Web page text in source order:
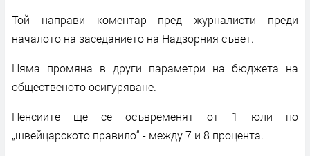
Той направи коментар пред журналисти преди
началото на заседанието на Надзорния съвет.
Няма промяна в други параметри на бюджета на
общественото осигуряване.
Пенсиите ще се осъвременят от 1 юли по
„швейцарското правило“ - между 7 и 8 процента.